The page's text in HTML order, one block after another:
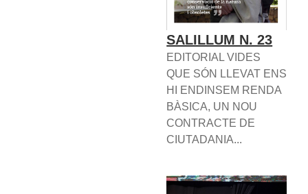
SALILLUM N. 23
EDITORIAL VIDES
QUE SÓN LLEVAT ENS
HI ENDINSEM RENDA
BÀSICA, UN NOU
CONTRACTE DE
CIUTADANIA...